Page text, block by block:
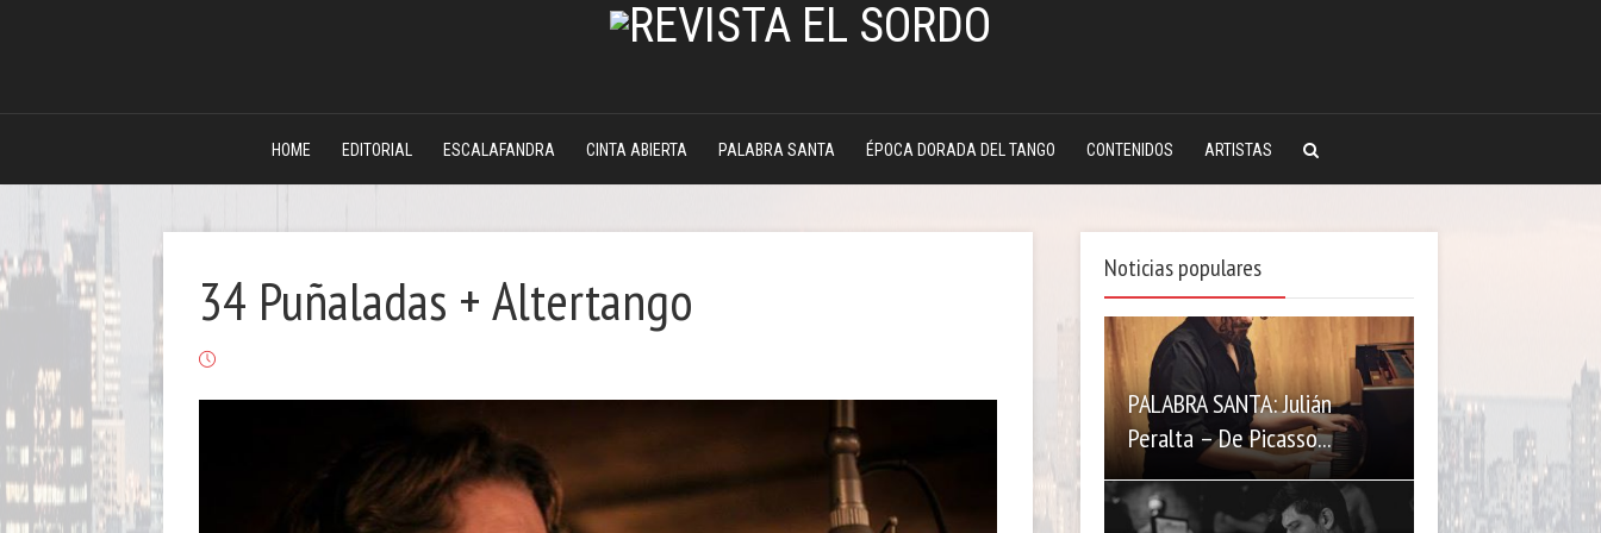
HOME EDITORIAL ESCALAFANDRA CINTA ABIERTA PALABRA SANTA ÉPOCA DORADA DEL TANGO CONTENIDOS ARTISTAS
34 Puñaladas + Altertango Noticias populares
PALABRA SANTA: Julián
Peralta – De Picasso...